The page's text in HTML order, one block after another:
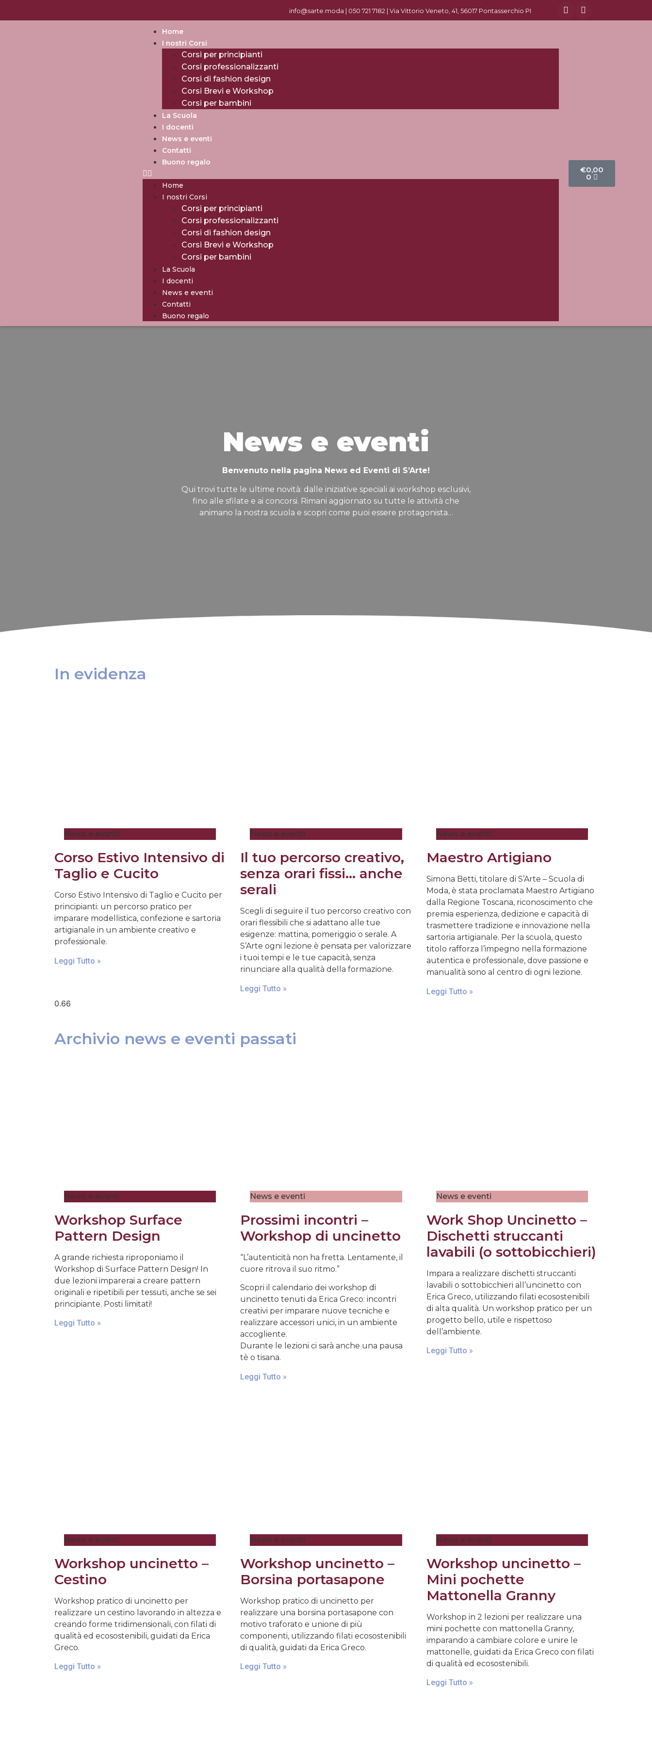
info@sarte.moda | 050 721 7182| Via Vittorio Veneto, 41, 56017 Pontasserchio PI
Home
I nostri Corsi
Corsi per principianti
Corsi professionalizzanti
Corsi di fashion design
Corsi Brevi e Workshop
Corsi per bambini
La Scuola
I docenti
News e eventi
Contatti
Buono regalo
Home
I nostri Corsi
Corsi per principianti
Corsi professionalizzanti
Corsi di fashion design
Corsi Brevi e Workshop
Corsi per bambini
La Scuola
I docenti
News e eventi
Contatti
Buono regalo
€0,00
0
News e eventi
Benvenuto nella pagina News ed Eventi di S’Arte!
Qui trovi tutte le ultime novità: dalle iniziative speciali ai workshop esclusivi,
fino alle sfilate e ai concorsi. Rimani aggiornato su tutte le attività che
animano la nostra scuola e scopri come puoi essere protagonista…
In evidenza
News e eventi
Corso Estivo Intensivo di
Taglio e Cucito
Corso Estivo Intensivo di Taglio e Cucito per
principianti: un percorso pratico per
imparare modellistica, confezione e sartoria
artigianale in un ambiente creativo e
professionale.
Leggi Tutto »
News e eventi
Il tuo percorso creativo,
senza orari fissi… anche
serali
Scegli di seguire il tuo percorso creativo con
orari flessibili che si adattano alle tue
esigenze: mattina, pomeriggio o serale. A
S’Arte ogni lezione è pensata per valorizzare
i tuoi tempi e le tue capacità, senza
rinunciare alla qualità della formazione.
Leggi Tutto »
News e eventi
Maestro Artigiano
Simona Betti, titolare di S’Arte – Scuola di
Moda, è stata proclamata Maestro Artigiano
dalla Regione Toscana, riconoscimento che
premia esperienza, dedizione e capacità di
trasmettere tradizione e innovazione nella
sartoria artigianale. Per la scuola, questo
titolo rafforza l’impegno nella formazione
autentica e professionale, dove passione e
manualità sono al centro di ogni lezione.
Leggi Tutto »
Archivio news e eventi passati
News e eventi
Workshop Surface
Pattern Design
A grande richiesta riproponiamo il
Workshop di Surface Pattern Design! In
due lezioni imparerai a creare pattern
originali e ripetibili per tessuti, anche se sei
principiante. Posti limitati!
Leggi Tutto »
News e eventi
Prossimi incontri –
Workshop di uncinetto
“L’autenticità non ha fretta. Lentamente, il
cuore ritrova il suo ritmo.”
Scopri il calendario dei workshop di
uncinetto tenuti da Erica Greco: incontri
creativi per imparare nuove tecniche e
realizzare accessori unici, in un ambiente
accogliente.
Durante le lezioni ci sarà anche una pausa
tè o tisana.
Leggi Tutto »
News e eventi
Work Shop Uncinetto –
Dischetti struccanti
lavabili (o sottobicchieri)
Impara a realizzare dischetti struccanti
lavabili o sottobicchieri all’uncinetto con
Erica Greco, utilizzando filati ecosostenibili
di alta qualità. Un workshop pratico per un
progetto bello, utile e rispettoso
dell’ambiente.
Leggi Tutto »
News e eventi
Workshop uncinetto –
Cestino
Workshop pratico di uncinetto per
realizzare un cestino lavorando in altezza e
creando forme tridimensionali, con filati di
qualità ed ecosostenibili, guidati da Erica
Greco.
Leggi Tutto »
News e eventi
Workshop uncinetto –
Borsina portasapone
Workshop pratico di uncinetto per
realizzare una borsina portasapone con
motivo traforato e unione di più
componenti, utilizzando filati ecosostenibili
di qualità, guidati da Erica Greco.
Leggi Tutto »
News e eventi
Workshop uncinetto –
Mini pochette
Mattonella Granny
Workshop in 2 lezioni per realizzare una
mini pochette con mattonella Granny,
imparando a cambiare colore e unire le
mattonelle, guidati da Erica Greco con filati
di qualità ed ecosostenibili.
Leggi Tutto »